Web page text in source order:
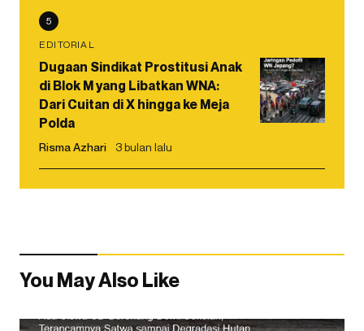
5
EDITORIAL
Dugaan Sindikat Prostitusi Anak
di Blok M yang Libatkan WNA:
Dari Cuitan di X hingga ke Meja
Polda
Risma Azhari 3 bulan lalu
You May Also Like